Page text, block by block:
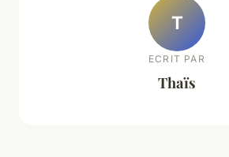
T
ECRIT PAR
Thaïs